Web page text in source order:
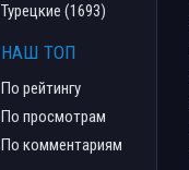
Турецкие (1693)
НАШ ТОП
По рейтингу
По просмотрам
По комментариям